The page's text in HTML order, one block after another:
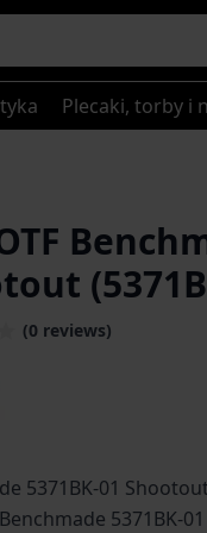
Plecaki, torby i
(0 reviews)
image
5371BK-01